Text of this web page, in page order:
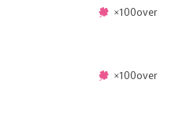
×100over
×100over